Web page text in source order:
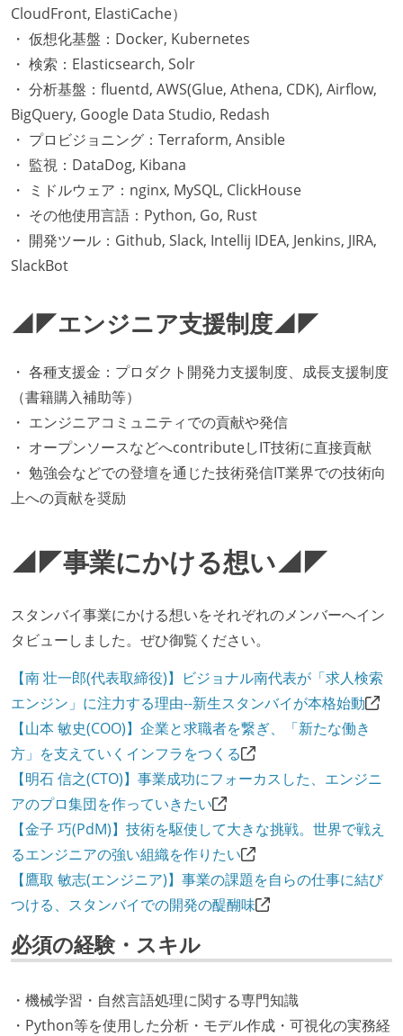
CloudFront, ElastiCache）
・ 仮想化基盤：Docker, Kubernetes
・ 検索：Elasticsearch, Solr
・ 分析基盤：fluentd, AWS(Glue, Athena, CDK), Airflow,
BigQuery, Google Data Studio, Redash
・ プロビジョニング：Terraform, Ansible
・ 監視：DataDog, Kibana
・ ミドルウェア：nginx, MySQL, ClickHouse
・ その他使用言語：Python, Go, Rust
・ 開発ツール：Github, Slack, Intellij IDEA, Jenkins, JIRA,
SlackBot
◢◤エンジニア支援制度◢◤
・ 各種支援金：プロダクト開発力支援制度、成長支援制度
（書籍購入補助等）
・ エンジニアコミュニティでの貢献や発信
・ オープンソースなどへcontributeしIT技術に直接貢献
・ 勉強会などでの登壇を通じた技術発信IT業界での技術向
上への貢献を奨励
◢◤事業にかける想い◢◤
スタンバイ事業にかける想いをそれぞれのメンバーへイン
タビューしました。ぜひ御覧ください。
【南 壮一郎(代表取締役)】ビジョナル南代表が「求人検索
エンジン」に注力する理由--新生スタンバイが本格始動
【山本 敏史(COO)】企業と求職者を繋ぎ、「新たな働き
方」を支えていくインフラをつくる
【明石 信之(CTO)】事業成功にフォーカスした、エンジニ
アのプロ集団を作っていきたい
【金子 巧(PdM)】技術を駆使して大きな挑戦。世界で戦え
るエンジニアの強い組織を作りたい
【鷹取 敏志(エンジニア)】事業の課題を自らの仕事に結び
つける、スタンバイでの開発の醍醐味
必須の経験・スキル
・機械学習・自然言語処理に関する専門知識
・Python等を使用した分析・モデル作成・可視化の実務経